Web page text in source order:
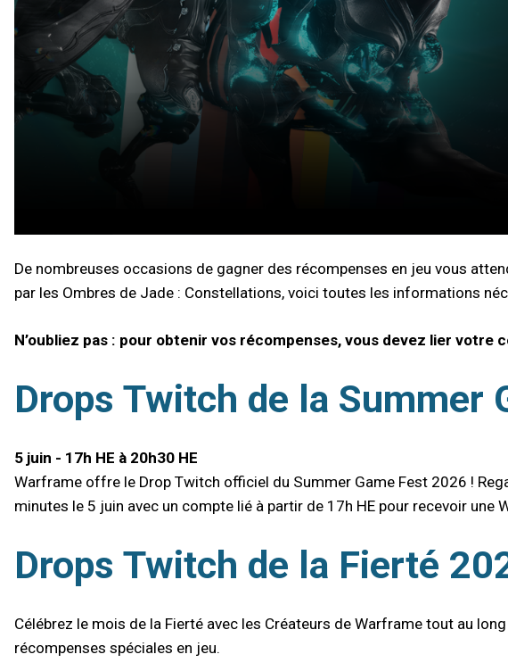
De nombreuses occasions de gagner des récompenses en jeu vous
par les Ombres de Jade : Constellations, voici toutes les informations
N’oubliez pas : pour obtenir vos récompenses, vous devez lier votre
Drops Twitch de la Summer
5 juin - 17h HE à 20h30 HE
Warframe offre le Drop Twitch officiel du Summer Game Fest 2026 !
minutes le 5 juin avec un compte lié à partir de 17h HE pour recevoir une
Drops Twitch de la Fierté
Célébrez le mois de la Fierté avec les Créateurs de Warframe tout au
récompenses spéciales en jeu.